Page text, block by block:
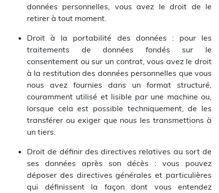
données personnelles, vous avez le droit de le
retirer à tout moment.
Droit à la portabilité des données : pour les
traitements de données fondés sur le
consentement ou sur un contrat, vous avez le droit
à la restitution des données personnelles que vous
nous avez fournies dans un format structuré,
couramment utilisé et lisible par une machine ou,
lorsque cela est possible techniquement, de les
transférer ou exiger que nous les transmettions à
un tiers.
Droit de définir des directives relatives au sort de
ses données après son décès : vous pouvez
déposer des directives générales et particulières
qui définissent la façon dont vous entendez